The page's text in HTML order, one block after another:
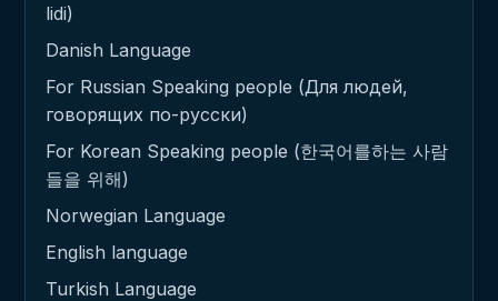
lidi)
Danish Language
For Russian Speaking people (Для людей,
говорящих по-русски)
For Korean Speaking people (한국어를하는 사람
들을 위해)
Norwegian Language
English language
Turkish Language